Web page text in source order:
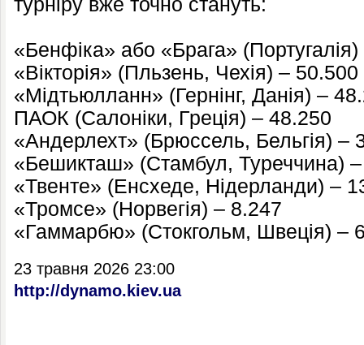
турніру вже точно стануть:
«Бенфіка» або «Брага»
«Вікторія» (Пльзень, Чехія) – 50.500
«Мідтьюлланн» (Гернінг, Данія) –
ПАОК (Салоніки, Греція) – 48.250
«Андерлехт» (Брюссель, Бельгія) –
«Бешикташ» (Стамбул, Туреччина)
«Твенте» (Енсхеде, Нідерланди) –
«Тромсе» (Норвегія) – 8.247
«Гаммарбю» (Стокгольм, Швеція) –
23 травня 2026 23:00
http://dynamo.kiev.ua